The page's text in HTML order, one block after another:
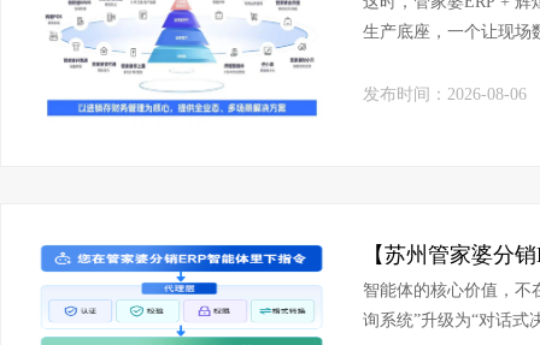
生产底座，一个让现场
发布时间：2026-08-06
智能体的核心价值，不
询系统”升级为“对话